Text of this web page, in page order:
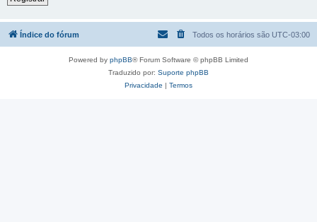
Índice do fórum Todos os horários são UTC-03:00
Powered by phpBB® Forum Software © phpBB Limited
Traduzido por: Suporte phpBB
Privacidade | Termos